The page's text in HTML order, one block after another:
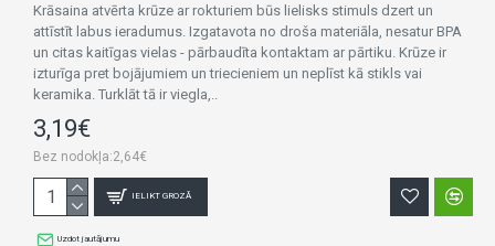
Krāsaina atvērta krūze ar rokturiem būs lielisks stimuls dzert un
attīstīt labus ieradumus. Izgatavota no droša materiāla, nesatur BPA
un citas kaitīgas vielas - pārbaudīta kontaktam ar pārtiku. Krūze ir
izturīga pret bojājumiem un triecieniem un neplīst kā stikls vai
keramika. Turklāt tā ir viegla,..
3,19€
Bez nodokļa:2,64€
IELIKT GROZĀ
Uzdot jautājumu